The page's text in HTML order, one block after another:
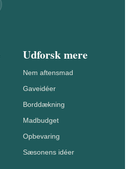
Udforsk mere
Nem aftensmad
Gaveidéer
Borddækning
Madbudget
Opbevaring
Sæsonens idéer